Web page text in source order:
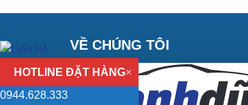
VỀ CHÚNG TÔI
HOTLINE ĐẶT HÀNG×
0944.628.333